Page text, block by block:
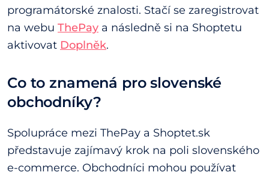
programátorské znalosti. Stačí se zaregistrovat
na webu ThePay a následně si na Shoptetu
aktivovat Doplněk.
Co to znamená pro slovenské
obchodníky?
Spolupráce mezi ThePay a Shoptet.sk
představuje zajímavý krok na poli slovenského
e-commerce. Obchodníci mohou používat